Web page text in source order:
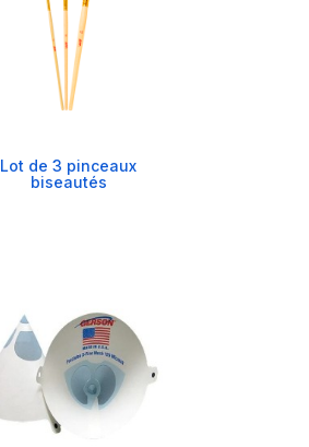
Lot de 3 pinceaux
biseautés